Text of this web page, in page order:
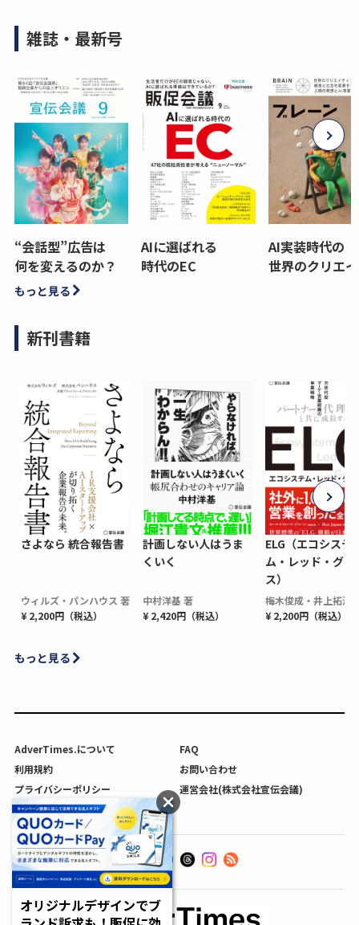
雑誌・最新号
“会話型”広告は
何を変えるのか？
AIに選ばれる
時代のEC
AI実装時代の
世界のクリエ
もっと見る
新刊書籍
さよなら 統合報告書
ウィルズ・パンハウス 著
¥ 2,200円（税込）
計画しない人はうま
くいく
中村洋基 著
¥ 2,420円（税込）
ELG（エコシステ
ム・レッド・グロ
ス）
梅木俊成・井上拓海
¥ 2,200円（税込）
もっと見る
AdverTimes.について
FAQ
利用規約
お問い合わせ
プライバシーポリシー
運営会社(株式会社宣伝会議)
利用者情報の外部送信について
オリジナルデザインでブ